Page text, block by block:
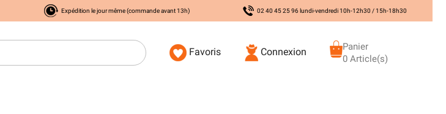
Expédition le jour même (commande avant 13h) 02 40 45 25 96 lundi-vendredi 10h-12h30 / 15h-18h30
Favoris Connexion
Panier
0 Article(s)